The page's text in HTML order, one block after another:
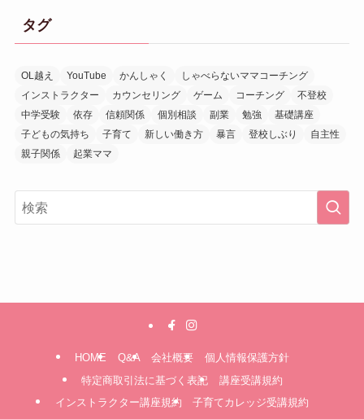
タグ
OL越え YouTube かんしゃく
しゃべらないママコーチング
インストラクター
カウンセリング ゲーム コーチング
不登校
中学受験
依存 信頼関係 個別相談 副業 勉強
基礎講座
子どもの気持ち
子育て 新しい働き方 暴言 登校しぶり
自主性
親子関係
起業ママ
HOME Q&A 会社概要
個人情報保護方針
特定商取引法に基づく表記
講座受講規約
インストラクター講座規約
子育てカレッジ受講規約